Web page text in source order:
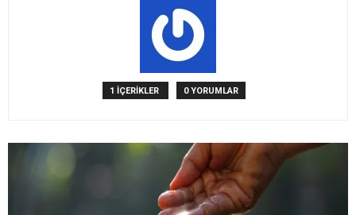
1 İÇERİKLER 0 YORUMLAR